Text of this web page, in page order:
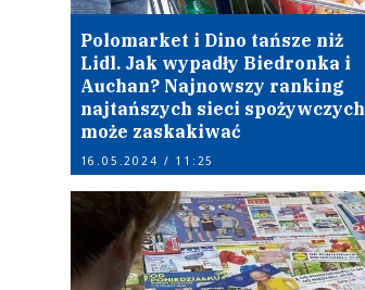
Polomarket i Dino tańsze niż
Lidl. Jak wypadły Biedronka i
Auchan? Najnowszy ranking
najtańszych sieci spożywczych
może zaskakiwać
16.05.2024 / 11:25